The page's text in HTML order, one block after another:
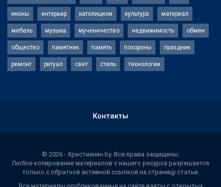
иконы интерьер католицизм культура материал
мебель музыка мученичество недвижимость обмен
общество памятник память похороны праздник
ремонт ритуал свет стиль технологии
Контакты
© 2026 - Христианин.by. Все права защищены.
Любое копирование материалов с нашего ресурса разрешается
только с обратной активной ссылкой на страницу статьи.